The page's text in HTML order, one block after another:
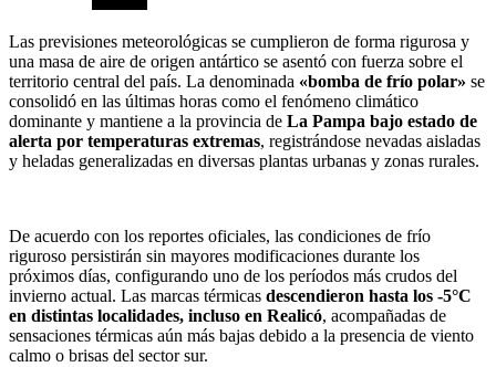
Las previsiones meteorológicas se cumplieron de forma rigurosa y
una masa de aire de origen antártico se asentó con fuerza sobre el
territorio central del país. La denominada «bomba de frío polar» se
consolidó en las últimas horas como el fenómeno climático
dominante y mantiene a la provincia de La Pampa bajo estado de
alerta por temperaturas extremas, registrándose nevadas aisladas
y heladas generalizadas en diversas plantas urbanas y zonas rurales.
De acuerdo con los reportes oficiales, las condiciones de frío
riguroso persistirán sin mayores modificaciones durante los
próximos días, configurando uno de los períodos más crudos del
invierno actual. Las marcas térmicas descendieron hasta los -5°C
en distintas localidades, incluso en Realicó, acompañadas de
sensaciones térmicas aún más bajas debido a la presencia de viento
calmo o brisas del sector sur.